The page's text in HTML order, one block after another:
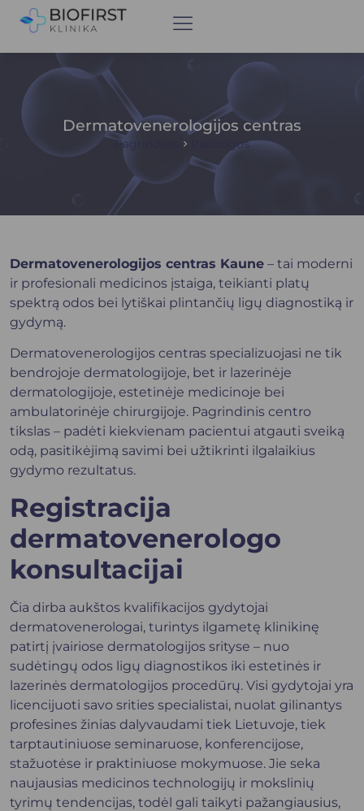
Dermatovenerologijos centras
Pagrindinis Paslaugos
Dermatovenerologijos centras Kaune – tai moderni
ir profesionali medicinos įstaiga, teikianti platų
spektrą odos bei lytiškai plintančių ligų diagnostiką ir
gydymą.
Dermatovenerologijos centras specializuojasi ne tik
bendrojoje dermatologijoje, bet ir lazerinėje
dermatologijoje, estetinėje medicinoje bei
ambulatorinėje chirurgijoje. Pagrindinis centro
tikslas – padėti kiekvienam pacientui atgauti sveiką
odą, pasitikėjimą savimi bei užtikrinti ilgalaikius
gydymo rezultatus.
Registracija
dermatovenerologo
konsultacijai
Čia dirba aukštos kvalifikacijos gydytojai
dermatovenerologai, turintys ilgametę klinikinę
patirtį įvairiose dermatologijos srityse – nuo
sudėtingų odos ligų diagnostikos iki estetinės ir
lazerinės dermatologijos procedūrų. Visi gydytojai yra
licencijuoti savo srities specialistai, nuolat gilinantys
profesines žinias dalyvaudami tiek Lietuvoje, tiek
tarptautiniuose seminaruose, konferencijose,
stažuotėse ir praktiniuose mokymuose. Jie seka
naujausias medicinos technologijų ir mokslinių
tyrimų tendencijas, todėl gali taikyti pažangiausius,